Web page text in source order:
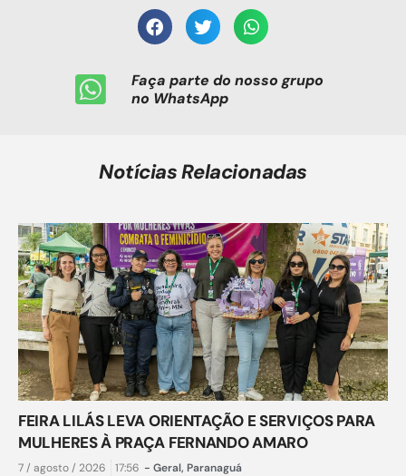
Faça parte do nosso grupo
no WhatsApp
Notícias Relacionadas
FEIRA LILÁS LEVA ORIENTAÇÃO E SERVIÇOS PARA
MULHERES À PRAÇA FERNANDO AMARO
7 / agosto / 2026 17:56 - Geral, Paranaguá